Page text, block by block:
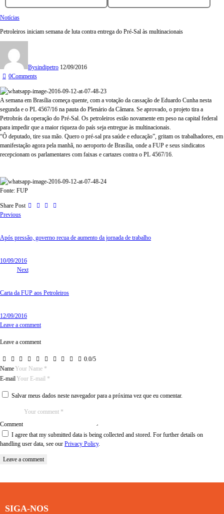
Notícias
Petroleiros iniciam semana de luta contra entrega do Pré-Sal às multinacionais
Bysindipetro 12/09/2016
0Comments
A semana em Brasília começa quente, com a votação da cassação de Eduardo Cunha nesta
segunda e o PL 4567/16 na pauta do Plenário da Câmara. Se aprovado, o projeto tira a
Petrobrás da operação do Pré-Sal. Os petroleiros estão novamente em peso na capital federal
para impedir que a maior riqueza do país seja entregue às multinacionais.
“Ô deputado, tire sua mão. Quero o pré-sal pra saúde e educação”, gritam os trabalhadores, em
manifestação agora pela manhã, no aeroporto de Brasília, onde a FUP e seus sindicatos
recepcionam os parlamentares com faixas e cartazes contra o PL 4567/16.
Fonte: FUP
Share Post
Previous
Após pressão, governo recua de aumento da jornada de trabalho
10/09/2016
Next
Carta da FUP aos Petroleiros
12/09/2016
Leave a comment
Leave a comment
0.0/5
Name
E-mail
Salvar meus dados neste navegador para a próxima vez que eu comentar.
Comment
I agree that my submitted data is being collected and stored. For further details on
handling user data, see our Privacy Policy.
SIGA-NOS